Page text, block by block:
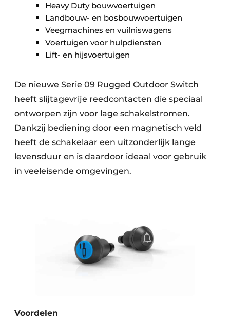
Heavy Duty bouwvoertuigen
Landbouw- en bosbouwvoertuigen
Veegmachines en vuilniswagens
Voertuigen voor hulpdiensten
Lift- en hijsvoertuigen
De nieuwe Serie 09 Rugged Outdoor Switch
heeft slijtagevrije reedcontacten die speciaal
ontworpen zijn voor lage schakelstromen.
Dankzij bediening door een magnetisch veld
heeft de schakelaar een uitzonderlijk lange
levensduur en is daardoor ideaal voor gebruik
in veeleisende omgevingen.
Voordelen